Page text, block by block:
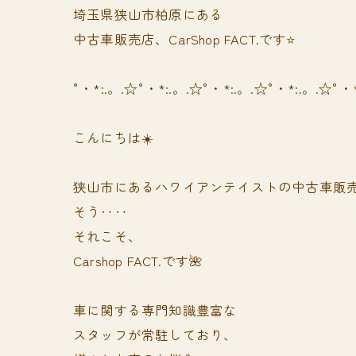
埼玉県狭山市柏原にある
中古車販売店、CarShop FACT.です⭐️
°・*:.。.☆°・*:.。.☆°・*:.。.☆°・*:.。.☆°
こんにちは☀️
狭山市にあるハワイアンテイストの中古車販売
そう‥‥
それこそ、
Carshop FACT.です🌺
車に関する専門知識豊富な
スタッフが常駐しており、